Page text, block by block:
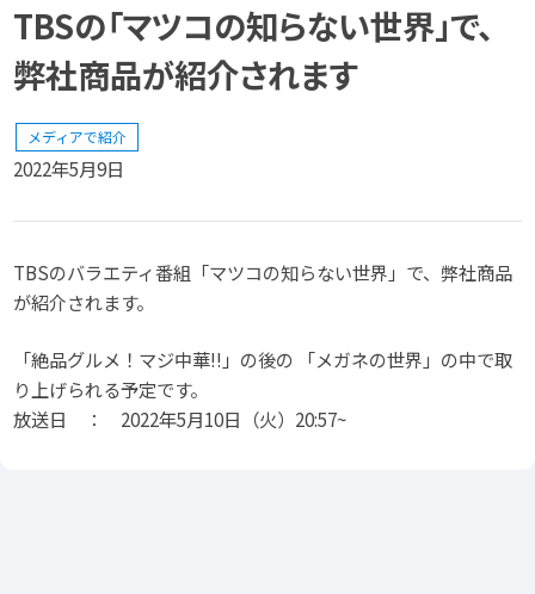
TBSの「マツコの知らない世界」で、
弊社商品が紹介されます
メディアで紹介
2022年5月9日
TBSのバラエティ番組「マツコの知らない世界」で、弊社商品
が紹介されます。
「絶品グルメ！マジ中華!!」の後の 「メガネの世界」の中で取
り上げられる予定です。
放送日 ： 2022年5月10日（火）20:57~